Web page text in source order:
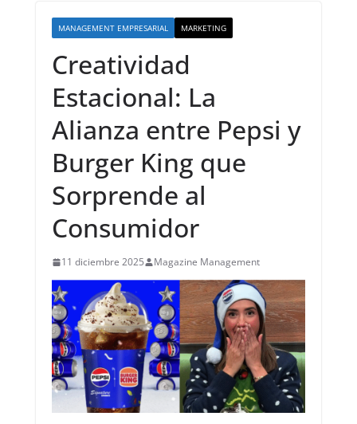
MANAGEMENT EMPRESARIAL MARKETING
Creatividad
Estacional: La
Alianza entre Pepsi y
Burger King que
Sorprende al
Consumidor
11 diciembre 2025 Magazine Management